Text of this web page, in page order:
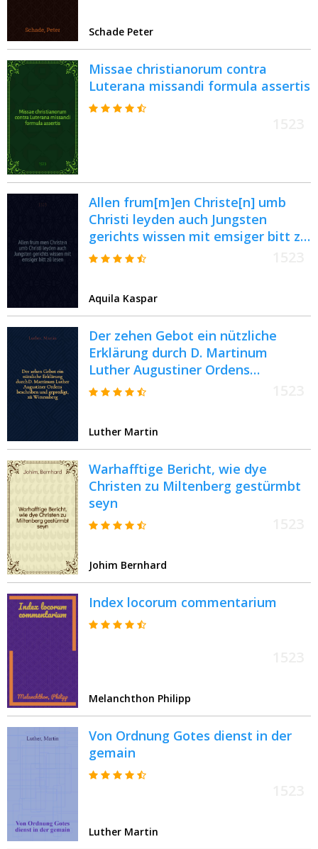
Schade Peter
Missae christianorum contra
Luterana missandi formula assertis
Allen frum[m]en Christe[n] umb
Christi leyden auch Jungsten
gerichts wissen mit emsiger bitt zü
lesen
Aquila Kaspar
Der zehen Gebot ein nützliche
Erklärung durch D. Martinum
Luther Augustiner Ordens
beschriben und gepredigt, zü
auch durch jn beschryben
Luther Martin
Warhafftige Bericht, wie dye
Christen zu Miltenberg gestürmbt
seyn
Johim Bernhard
Index locorum commentarium
Melanchthon Philipp
Von Ordnung Gotes dienst in der
gemain
Luther Martin